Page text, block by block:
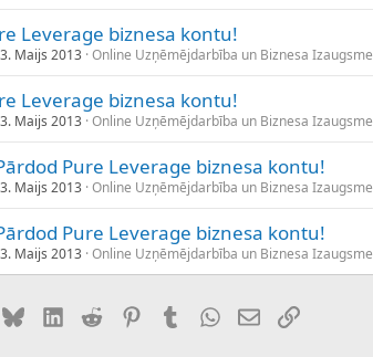
Leverage biznesa kontu!
Maijs 2013 Online Uzņēmējdarbība un Biznesa Izaugsme
Leverage biznesa kontu!
Maijs 2013 Online Uzņēmējdarbība un Biznesa Izaugsme
Pure Leverage biznesa kontu!
Maijs 2013 Online Uzņēmējdarbība un Biznesa Izaugsme
Pure Leverage biznesa kontu!
Maijs 2013 Online Uzņēmējdarbība un Biznesa Izaugsme
(Twitter)
BlueskyLinkedIn
Reddit PinterestTumblrWhatsApp
E-pastsSaiti